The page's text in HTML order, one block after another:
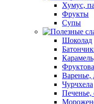
Хумус,
Фрукты
Супы
Шоколад
Чурчхела
Печенье,